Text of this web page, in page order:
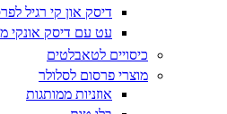
דיסק און קי רגיל
עט עם דיסק אונקי
כיסויים לטאבלטים
מוצרי פרסום לסלולר
אוזניות ממותגות